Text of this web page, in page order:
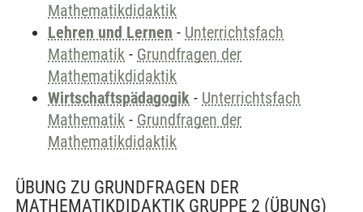
Mathematikdidaktik
Lehren und Lernen - Unterrichtsfach
Mathematik - Grundfragen der
Mathematikdidaktik
Wirtschaftspädagogik - Unterrichtsfach
Mathematik - Grundfragen der
Mathematikdidaktik
ÜBUNG ZU GRUNDFRAGEN DER
MATHEMATIKDIDAKTIK GRUPPE 2 (ÜBUNG)